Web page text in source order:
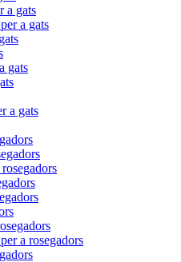
a gats
a gats
gats
a gats
a rosegadors